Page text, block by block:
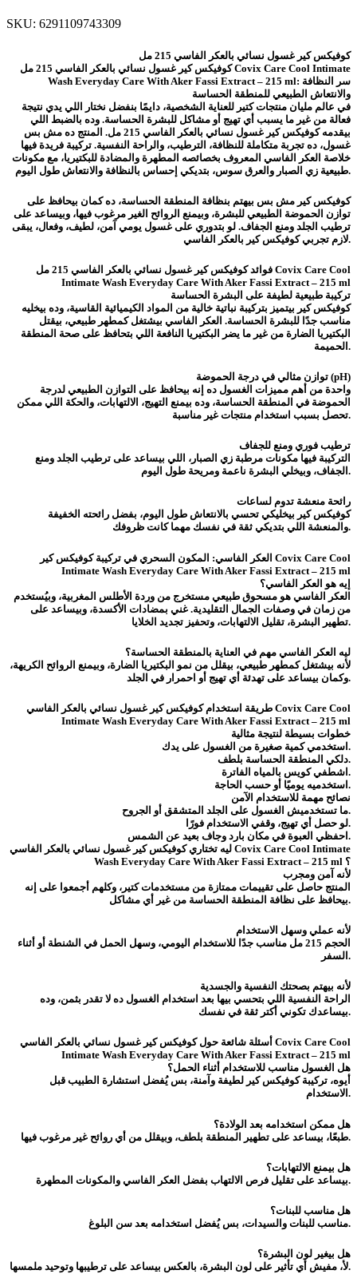
SKU: 6291109743309
كوفيكس كير غسول نسائي بالعكر الفاسي 215 مل
كوفيكس كير غسول نسائي بالعكر الفاسي 215 مل Covix Care Cool Intimate
Wash Everyday Care With Aker Fassi Extract – 215 ml: سر النظافة
والانتعاش الطبيعي للمنطقة الحساسة
في عالم مليان منتجات كتير للعناية الشخصية، دايمًا بنفضل نختار اللي يدي نتيجة
فعالة من غير ما يسبب أي تهيج أو مشاكل للبشرة الحساسة. وده بالضبط اللي
بيقدمه كوفيكس كير غسول نسائي بالعكر الفاسي 215 مل. المنتج ده مش بس
غسول، ده تجربة متكاملة للنظافة، الترطيب، والراحة النفسية. تركيبة فريدة فيها
خلاصة العكر الفاسي المعروف بخصائصه المطهرة والمضادة للبكتيريا، مع مكونات
طبيعية زي الصبار والعرق سوس، بتديكي إحساس بالنظافة والانتعاش طول اليوم.
كوفيكس كير مش بس بيهتم بنظافة المنطقة الحساسة، ده كمان بيحافظ على
توازن الحموضة الطبيعي للبشرة، وبيمنع الروائح الغير مرغوب فيها، وبيساعد على
ترطيب الجلد ومنع الجفاف. لو بتدوري على غسول يومي آمن، لطيف، وفعال، يبقى
لازم تجربي كوفيكس كير بالعكر الفاسي.
فوائد كوفيكس كير غسول نسائي بالعكر الفاسي 215 مل Covix Care Cool
Intimate Wash Everyday Care With Aker Fassi Extract – 215 ml
تركيبة طبيعية لطيفة على البشرة الحساسة
كوفيكس كير بيتميز بتركيبة نباتية خالية من المواد الكيميائية القاسية، وده بيخليه
مناسب جدًا للبشرة الحساسة. العكر الفاسي بيشتغل كمطهر طبيعي، بيقتل
البكتيريا الضارة من غير ما يضر البكتيريا النافعة اللي بتحافظ على صحة المنطقة
الحميمة.
توازن مثالي في درجة الحموضة (pH)
واحدة من أهم مميزات الغسول ده إنه بيحافظ على التوازن الطبيعي لدرجة
الحموضة في المنطقة الحساسة، وده بيمنع التهيج، الالتهابات، والحكة اللي ممكن
تحصل بسبب استخدام منتجات غير مناسبة.
ترطيب فوري ومنع للجفاف
التركيبة فيها مكونات مرطبة زي الصبار، اللي بيساعد على ترطيب الجلد ومنع
الجفاف، وبيخلي البشرة ناعمة ومريحة طول اليوم.
رائحة منعشة تدوم لساعات
كوفيكس كير بيخليكي تحسي بالانتعاش طول اليوم، بفضل رائحته الخفيفة
والمنعشة اللي بتديكي ثقة في نفسك مهما كانت ظروفك.
العكر الفاسي: المكون السحري في تركيبة كوفيكس كير Covix Care Cool
Intimate Wash Everyday Care With Aker Fassi Extract – 215 ml
إيه هو العكر الفاسي؟
العكر الفاسي هو مسحوق طبيعي مستخرج من وردة الأطلس المغربية، وبيُستخدم
من زمان في وصفات الجمال التقليدية. غني بمضادات الأكسدة، وبيساعد على
تطهير البشرة، تقليل الالتهابات، وتحفيز تجديد الخلايا.
ليه العكر الفاسي مهم في العناية بالمنطقة الحساسة؟
لأنه بيشتغل كمطهر طبيعي، بيقلل من نمو البكتيريا الضارة، وبيمنع الروائح الكريهة،
وكمان بيساعد على تهدئة أي تهيج أو احمرار في الجلد.
طريقة استخدام كوفيكس كير غسول نسائي بالعكر الفاسي Covix Care Cool
Intimate Wash Everyday Care With Aker Fassi Extract – 215 ml
خطوات بسيطة لنتيجة مثالية
استخدمي كمية صغيرة من الغسول على يدك.
دلكي المنطقة الحساسة بلطف.
اشطفي كويس بالمياه الفاترة.
استخدميه يوميًا أو حسب الحاجة.
نصائح مهمة للاستخدام الآمن
ما تستخدميش الغسول على الجلد المتشقق أو الجروح.
لو حصل أي تهيج، وقفي الاستخدام فورًا.
احفظي العبوة في مكان بارد وجاف بعيد عن الشمس.
ليه تختاري كوفيكس كير غسول نسائي بالعكر الفاسي Covix Care Cool Intimate
Wash Everyday Care With Aker Fassi Extract – 215 ml ؟
لأنه آمن ومجرب
المنتج حاصل على تقييمات ممتازة من مستخدمات كتير، وكلهم أجمعوا على إنه
بيحافظ على نظافة المنطقة الحساسة من غير أي مشاكل.
لأنه عملي وسهل الاستخدام
الحجم 215 مل مناسب جدًا للاستخدام اليومي، وسهل الحمل في الشنطة أو أثناء
السفر.
لأنه بيهتم بصحتك النفسية والجسدية
الراحة النفسية اللي بتحسي بيها بعد استخدام الغسول ده لا تقدر بثمن، وده
بيساعدك تكوني أكتر ثقة في نفسك.
أسئلة شائعة حول كوفيكس كير غسول نسائي بالعكر الفاسي Covix Care Cool
Intimate Wash Everyday Care With Aker Fassi Extract – 215 ml
هل الغسول مناسب للاستخدام أثناء الحمل؟
أيوه، تركيبة كوفيكس كير لطيفة وآمنة، بس يُفضل استشارة الطبيب قبل
الاستخدام.
هل ممكن استخدامه بعد الولادة؟
طبعًا، بيساعد على تطهير المنطقة بلطف، وبيقلل من أي روائح غير مرغوب فيها.
هل بيمنع الالتهابات؟
بيساعد على تقليل فرص الالتهاب بفضل العكر الفاسي والمكونات المطهرة.
هل مناسب للبنات؟
مناسب للبنات والسيدات، بس يُفضل استخدامه بعد سن البلوغ.
هل بيغير لون البشرة؟
لأ، مفيش أي تأثير على لون البشرة، بالعكس بيساعد على ترطيبها وتوحيد ملمسها.